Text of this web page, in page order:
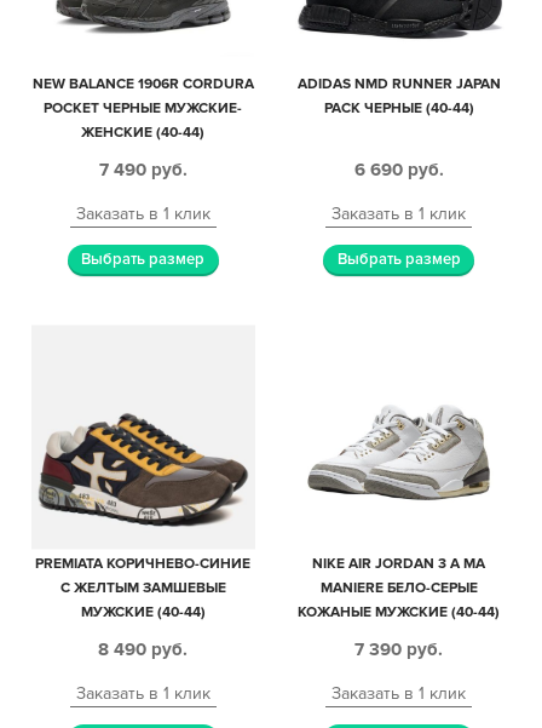
NEW BALANCE 1906R CORDURA
POCKET ЧЕРНЫЕ МУЖСКИЕ-
ЖЕНСКИЕ (40-44)
7 490 руб.
Заказать в 1 клик
Выбрать размер
ADIDAS NMD RUNNER JAPAN
PACK ЧЕРНЫЕ (40-44)
6 690 руб.
Заказать в 1 клик
Выбрать размер
PREMIATA КОРИЧНЕВО-СИНИЕ
С ЖЕЛТЫМ ЗАМШЕВЫЕ
МУЖСКИЕ (40-44)
8 490 руб.
Заказать в 1 клик
NIKE AIR JORDAN 3 A MA
MANIERE БЕЛО-СЕРЫЕ
КОЖАНЫЕ МУЖСКИЕ (40-44)
7 390 руб.
Заказать в 1 клик